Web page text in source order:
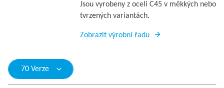
Jsou vyrobeny z oceli C45 v měkkých nebo
tvrzených variantách.
Zobrazit výrobní řadu
70 Verze